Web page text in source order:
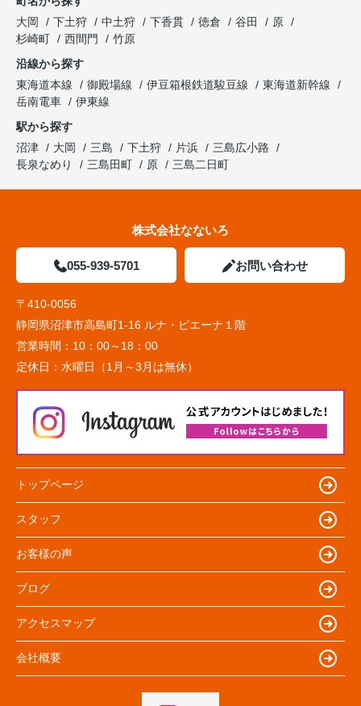
大岡
下土狩 中土狩 下香貫 徳倉 谷田
原
杉崎町
西間門
竹原
沿線から探す
東海道本線
御殿場線 伊豆箱根鉄道駿豆線
東海道新幹線
岳南電車
伊東線
駅から探す
沼津
大岡 三島 下土狩 片浜
三島広小路
長泉なめり
三島田町 原 三島二日町
株式会社なないろ
055-939-5701 お問い合わせ
〒410-0056
静岡県沼津市高島町1-16 ルナ・ピエーナ１階
営業時間： 10：00～18：00
定休日： 水曜日（1月～3月は無休）
トップページ
スタッフ
お客様の声
ブログ
アクセスマップ
会社概要